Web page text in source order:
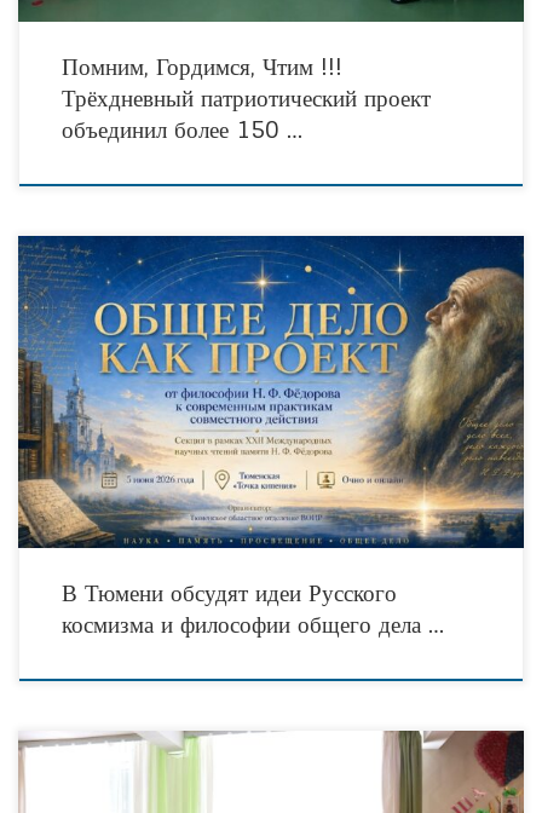
Помним, Гордимся, Чтим !!!
Трёхдневный патриотический проект
объединил более 150 …
5 июня 2026 года в Тюмени состоится секция «Общее дело как проект: от
философии Н. Ф. Фёдорова к современным практикам совместного действия».
Мероприятие пройдёт в
В Тюмени обсудят идеи Русского
космизма и философии общего дела …